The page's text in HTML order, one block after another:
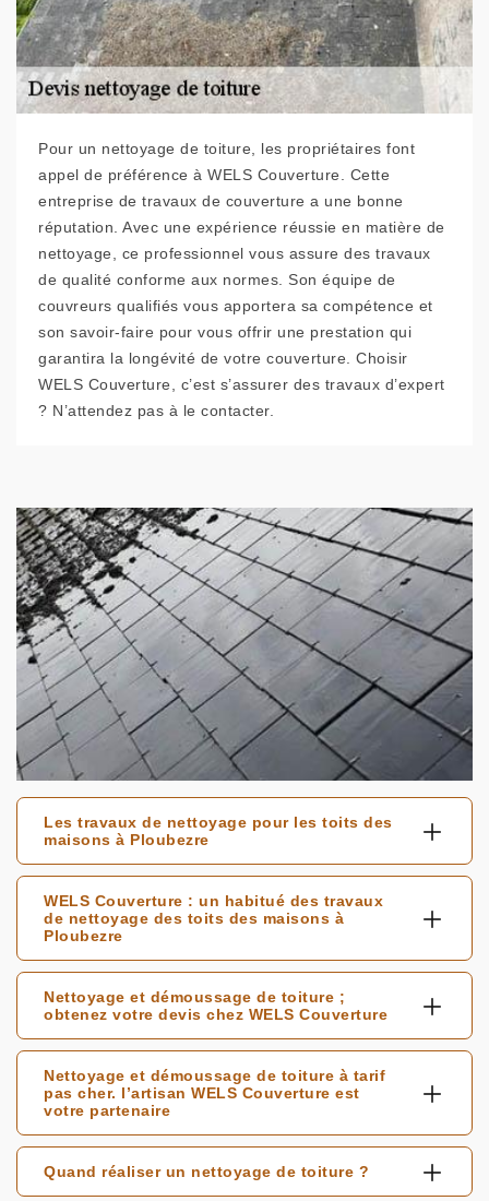
Pour un nettoyage de toiture, les propriétaires font
appel de préférence à WELS Couverture. Cette
entreprise de travaux de couverture a une bonne
réputation. Avec une expérience réussie en matière de
nettoyage, ce professionnel vous assure des travaux
de qualité conforme aux normes. Son équipe de
couvreurs qualifiés vous apportera sa compétence et
son savoir-faire pour vous offrir une prestation qui
garantira la longévité de votre couverture. Choisir
WELS Couverture, c’est s’assurer des travaux d’expert
? N’attendez pas à le contacter.
Les travaux de nettoyage pour les toits des
maisons à Ploubezre
WELS Couverture : un habitué des travaux
de nettoyage des toits des maisons à
Ploubezre
Nettoyage et démoussage de toiture ;
obtenez votre devis chez WELS Couverture
Nettoyage et démoussage de toiture à tarif
pas cher. l’artisan WELS Couverture est
votre partenaire
Quand réaliser un nettoyage de toiture ?